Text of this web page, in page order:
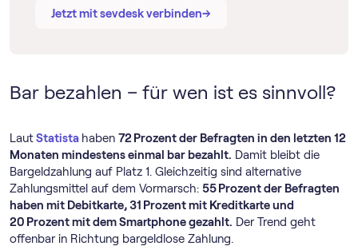
Jetzt mit sevdesk verbinden→
→
Bar bezahlen – für wen ist es sinnvoll?
LautStatista haben 72 Prozent der Befragten in den letzten 12
Monaten mindestens einmal bar bezahlt. Damit bleibt die
Bargeldzahlung auf Platz 1. Gleichzeitig sind alternative
Zahlungsmittel auf dem Vormarsch: 55 Prozent der Befragten
haben mit Debitkarte, 31 Prozent mit Kreditkarte und
20 Prozent mit dem Smartphone gezahlt. Der Trend geht
offenbar in Richtung bargeldlose Zahlung.